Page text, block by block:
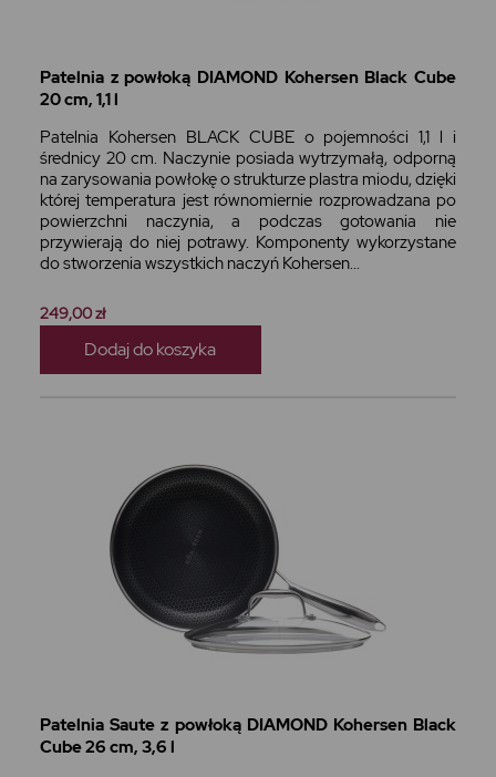
Patelnia z powłoką DIAMOND Kohersen Black Cube
20 cm, 1,1 l
Patelnia Kohersen BLACK CUBE o pojemności 1,1 l i
średnicy 20 cm. Naczynie posiada wytrzymałą, odporną
na zarysowania powłokę o strukturze plastra miodu, dzięki
której temperatura jest równomiernie rozprowadzana po
powierzchni naczynia, a podczas gotowania nie
przywierają do niej potrawy. Komponenty wykorzystane
do stworzenia wszystkich naczyń Kohersen...
249,00 zł
Dodaj do koszyka
Patelnia Saute z powłoką DIAMOND Kohersen Black
Cube 26 cm, 3,6 l